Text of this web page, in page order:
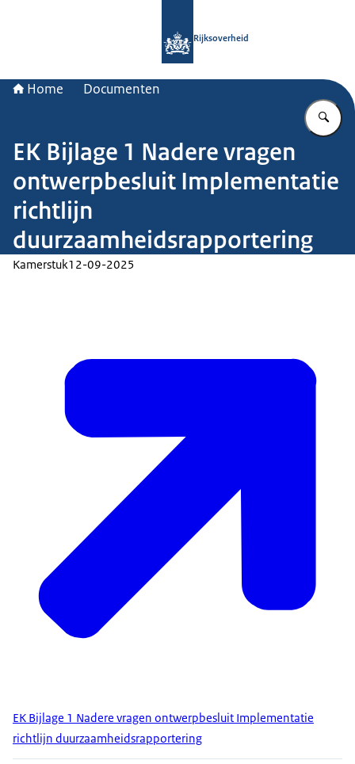
Rijksoverheid
Home Documenten
EK Bijlage 1 Nadere vragen
ontwerpbesluit Implementatie
richtlijn
duurzaamheidsrapportering
Kamerstuk12-09-2025
EK Bijlage 1 Nadere vragen ontwerpbesluit Implementatie
richtlijn duurzaamheidsrapportering